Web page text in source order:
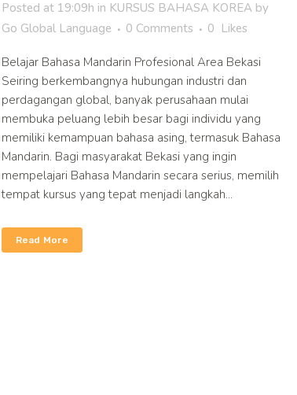
Posted at 19:09h in KURSUS BAHASA KOREA by
Go Global Language
0 Comments 0 Likes
Belajar Bahasa Mandarin Profesional Area Bekasi
Seiring berkembangnya hubungan industri dan
perdagangan global, banyak perusahaan mulai
membuka peluang lebih besar bagi individu yang
memiliki kemampuan bahasa asing, termasuk Bahasa
Mandarin. Bagi masyarakat Bekasi yang ingin
mempelajari Bahasa Mandarin secara serius, memilih
tempat kursus yang tepat menjadi langkah...
Read More